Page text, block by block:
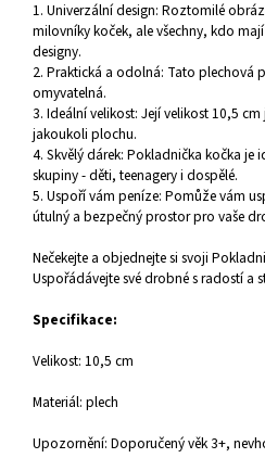
1. Univerzální design: Roztomilé
milovníky koček, ale všechny, kdo
designy.
2. Praktická a odolná: Tato plechová
omyvatelná.
3. Ideální velikost: Její velikost 10,5
jakoukoli plochu.
4. Skvělý dárek: Pokladnička kočka je
skupiny - děti, teenagery i dospělé.
5. Uspoří vám peníze: Pomůže vám
útulný a bezpečný prostor pro vaše
Nečekejte a objednejte si svoji
Uspořádávejte své drobné s radostí a
Specifikace:
Velikost: 10,5 cm
Materiál: plech
Upozornění: Doporučený věk 3+,